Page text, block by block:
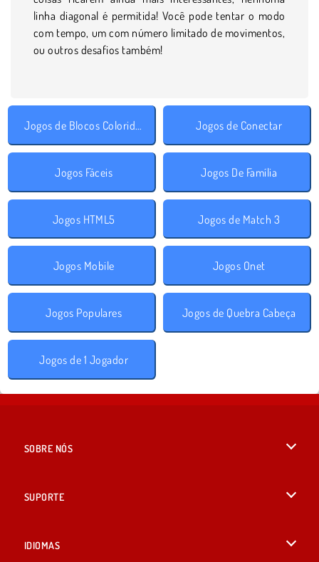
linha diagonal é permitida! Você pode tentar o modo
com tempo, um com número limitado de movimentos,
ou outros desafios também!
Jogos de Blocos Coloridos Jogos de Conectar
Jogos Fáceis Jogos De Família
Jogos HTML5 Jogos de Match 3
Jogos Mobile Jogos Onet
Jogos Populares Jogos de Quebra Cabeça
Jogos de 1 Jogador
SOBRE NÓS
SUPORTE
IDIOMAS